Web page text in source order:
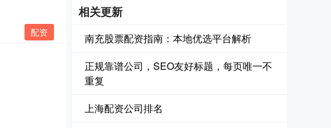
配资
相关更新
南充股票配资指南：本地优选平台解析
正规靠谱公司，SEO友好标题，每页唯一不
重复
上海配资公司排名